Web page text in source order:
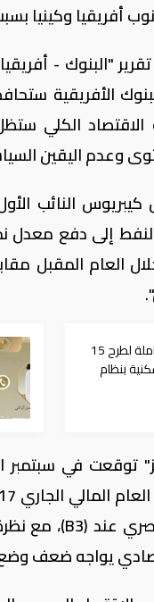
أفريقيا وكينيا
الأفريقية
الاقتصاد
وعدم اليقين
النائب
إلى دفع معدل
التفاصيل الكاملة لطرح 15
بنظام
بالتملك في
عند (B3)، مع
يواجه ضعف وضع